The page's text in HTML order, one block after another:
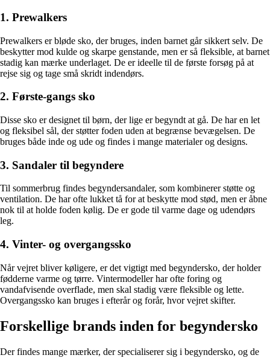
1. Prewalkers
Prewalkers er bløde sko, der bruges, inden barnet går sikkert selv. De
beskytter mod kulde og skarpe genstande, men er så fleksible, at barnet
stadig kan mærke underlaget. De er ideelle til de første forsøg på at
rejse sig og tage små skridt indendørs.
2. Første-gangs sko
Disse sko er designet til børn, der lige er begyndt at gå. De har en let
og fleksibel sål, der støtter foden uden at begrænse bevægelsen. De
bruges både inde og ude og findes i mange materialer og designs.
3. Sandaler til begyndere
Til sommerbrug findes begyndersandaler, som kombinerer støtte og
ventilation. De har ofte lukket tå for at beskytte mod stød, men er åbne
nok til at holde foden kølig. De er gode til varme dage og udendørs
leg.
4. Vinter- og overgangssko
Når vejret bliver køligere, er det vigtigt med begyndersko, der holder
fødderne varme og tørre. Vintermodeller har ofte foring og
vandafvisende overflade, men skal stadig være fleksible og lette.
Overgangssko kan bruges i efterår og forår, hvor vejret skifter.
Forskellige brands inden for begyndersko
Der findes mange mærker, der specialiserer sig i begyndersko, og de